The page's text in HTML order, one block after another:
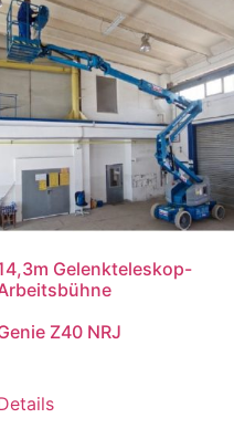
Gelenkteleskop-
Z40 NRJ